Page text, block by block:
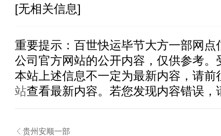
[无相关信息]
重要提示： 百世快运毕节大方一部网点
公司官方网站的公开内容，仅供参考。
本站上述信息不一定为最新内容，请前
站查看最新内容。若您发现内容错误，
 贵州安顺一部